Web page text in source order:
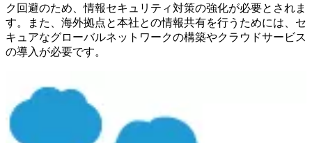
ク回避のため、情報セキュリティ対策の強化が必要とされま
す。また、海外拠点と本社との情報共有を行うためには、セ
キュアなグローバルネットワークの構築やクラウドサービス
の導入が必要です。